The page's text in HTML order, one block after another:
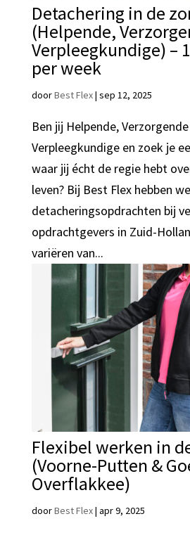
Detachering in de
(Helpende,
Verpleegkundige) –
per week
doorBest Flex| sep 12, 2025
Ben jij Helpende,
Verpleegkundige en zoek je
waar jij écht de regie hebt
leven? Bij Best Flex hebben
detacheringsopdrachten bij
opdrachtgevers in Zuid-
variëren van...
Flexibel werken in
(Voorne-Putten &
Overflakkee)
doorBest Flex| apr 9, 2025